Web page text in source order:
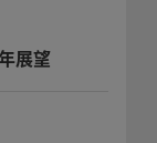
展望